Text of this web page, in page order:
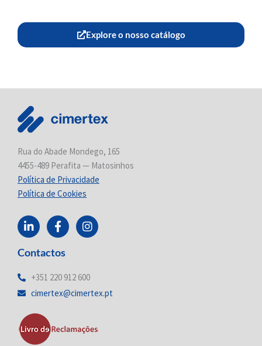
Explore o nosso catálogo
Rua do Abade Mondego, 165
4455-489 Perafita — Matosinhos
Política de Privacidade
Política de Cookies
L
i
n
k
d
n
i
n
F
a
c
e
o
k
I
n
s
g
a
Contactos
+351 220 912 600
cimertex@cimertex.pt